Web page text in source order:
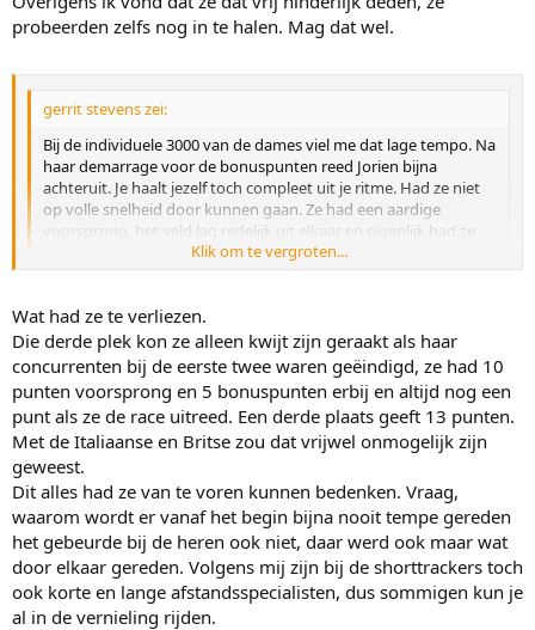
probeerden zelfs nog in te halen. Mag dat wel.
gerrit stevens zei:
Bij de individuele 3000 van de dames viel me dat lage tempo. Na
haar demarrage voor de bonuspunten reed Jorien bijna
achteruit. Je haalt jezelf toch compleet uit je ritme. Had ze niet
op volle snelheid door kunnen gaan. Ze had een aardige
voorsprong, het veld lag redelijk uit elkaar en eigenlijk had ze
ook niets meer te verliezen.Klik om te vergroten...
Hier lag het tempo inderdaad laag en Jorien had door kunnen
(misschien wel moeten) trekken. Het gevaar is alleen dat je zelf
helemaal stuk gaat en vervolgens de derde plek kwijtraakt.
Klik om te vergroten...
Wat had ze te verliezen.
Die derde plek kon ze alleen kwijt zijn geraakt als haar
concurrenten bij de eerste twee waren geëindigd, ze had 10
punten voorsprong en 5 bonuspunten erbij en altijd nog een
punt als ze de race uitreed. Een derde plaats geeft 13 punten.
Met de Italiaanse en Britse zou dat vrijwel onmogelijk zijn
geweest.
Dit alles had ze van te voren kunnen bedenken. Vraag,
waarom wordt er vanaf het begin bijna nooit tempe gereden
het gebeurde bij de heren ook niet, daar werd ook maar wat
door elkaar gereden. Volgens mij zijn bij de shorttrackers toch
ook korte en lange afstandsspecialisten, dus sommigen kun je
al in de vernieling rijden.